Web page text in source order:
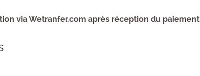
via Wetranfer.com après réception du paiement